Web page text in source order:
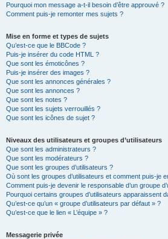
Pourquoi mon message a-t-il besoin d’être approuvé ?
Comment puis-je remonter mes sujets ?
Mise en forme et types de sujets
Qu’est-ce que le BBCode ?
Puis-je insérer du code HTML ?
Que sont les émoticônes ?
Puis-je insérer des images ?
Que sont les annonces générales ?
Que sont les annonces ?
Que sont les notes ?
Que sont les sujets verrouillés ?
Que sont les icônes de sujet ?
Niveaux des utilisateurs et groupes d’utilisateurs
Que sont les administrateurs ?
Que sont les modérateurs ?
Que sont les groupes d’utilisateurs ?
Où sont les groupes d’utilisateurs et comment puis-je
Comment puis-je devenir le responsable d’un groupe
Pourquoi certains groupes d’utilisateurs apparaissent
Qu’est-ce qu’un « groupe d’utilisateurs par défaut » ?
Qu’est-ce que le lien « L’équipe » ?
Messagerie privée